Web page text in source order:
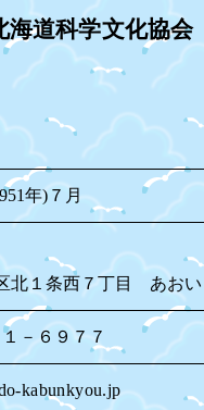
道科学文化協会
年)７月
北１条西７丁目 あおい
－６９７７
kabunkyou.jp